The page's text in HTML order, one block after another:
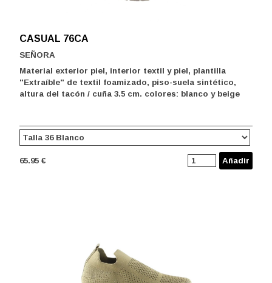
CASUAL 76CA
SEÑORA
Material exterior piel, interior textil y piel, plantilla
"Extraíble" de textil foamizado, piso-suela sintético,
altura del tacón / cuña 3.5 cm. colores: blanco y beige
65.95 € Añadir